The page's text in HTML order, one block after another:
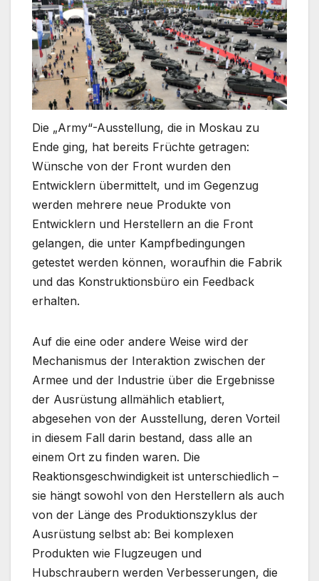
Die „Army“-Ausstellung, die in Moskau zu
Ende ging, hat bereits Früchte getragen:
Wünsche von der Front wurden den
Entwicklern übermittelt, und im Gegenzug
werden mehrere neue Produkte von
Entwicklern und Herstellern an die Front
gelangen, die unter Kampfbedingungen
getestet werden können, woraufhin die Fabrik
und das Konstruktionsbüro ein Feedback
erhalten.
Auf die eine oder andere Weise wird der
Mechanismus der Interaktion zwischen der
Armee und der Industrie über die Ergebnisse
der Ausrüstung allmählich etabliert,
abgesehen von der Ausstellung, deren Vorteil
in diesem Fall darin bestand, dass alle an
einem Ort zu finden waren. Die
Reaktionsgeschwindigkeit ist unterschiedlich –
sie hängt sowohl von den Herstellern als auch
von der Länge des Produktionszyklus der
Ausrüstung selbst ab: Bei komplexen
Produkten wie Flugzeugen und
Hubschraubern werden Verbesserungen, die